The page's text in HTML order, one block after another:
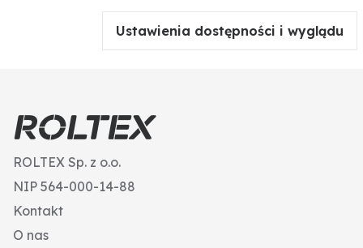
Ustawienia dostępności i wyglądu
ROLTEX Sp. z o.o.
NIP 564-000-14-88
Kontakt
O nas